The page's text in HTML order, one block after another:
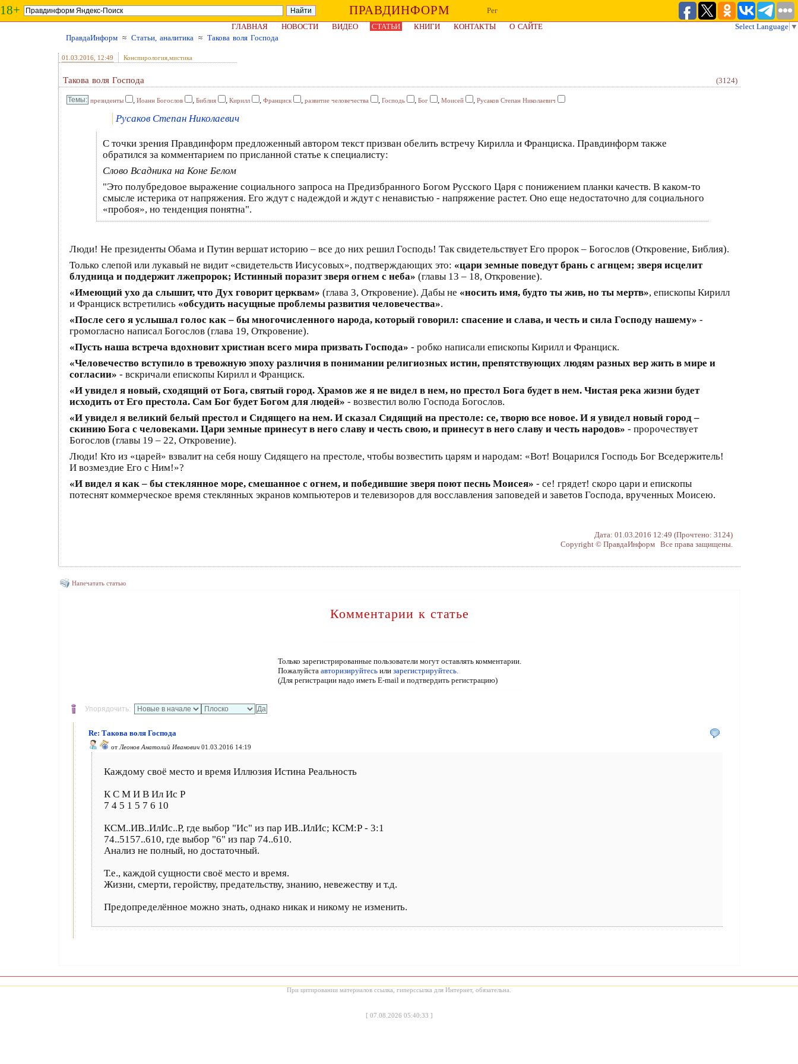
18+ ПРАВДИНФОРМ
Рег
ГЛАВНАЯ
НОВОСТИ ВИДЕО СТАТЬИ КНИГИ КОНТАКТЫ О САЙТЕ Select Language ▼
ПравдаИнформ ≈ Статьи, аналитика ≈ Такова воля Господа
01.03.2016 , 12:49 Конспирология,мистика
Такова воля Господа (3124)
президенты , Иоанн Богослов , Библия , Кирилл , Франциск , развитие человечества , Господь , Бог , Моисей , Русаков Степан Николаевич
Русаков Степан Николаевич
С точки зрения Правдинформ предложенный автором текст призван обелить встречу Кирилла и Франциска. Правдинформ также
обратился за комментарием по присланной статье к специалисту:
Слово Всадника на Коне Белом
"Это полубредовое выражение социального запроса на Предизбранного Богом Русского Царя с понижением планки качеств. В каком-то
смысле истерика от напряжения. Его ждут с надеждой и ждут с ненавистью - напряжение растет. Оно еще недостаточно для социального
«пробоя», но тенденция понятна".
Люди! Не президенты Обама и Путин вершат историю – все до них решил Господь! Так свидетельствует Его пророк – Богослов (Откровение, Библия).
Только слепой или лукавый не видит «свидетельств Иисусовых», подтверждающих это: «цари земные поведут брань с агнцем; зверя исцелит
блудница и поддержит лжепророк; Истинный поразит зверя огнем с неба» (главы 13 – 18, Откровение).
«Имеющий ухо да слышит, что Дух говорит церквам» (глава 3, Откровение). Дабы не «носить имя, будто ты жив, но ты мертв», епископы Кирилл
и Франциск встретились «обсудить насущные проблемы развития человечества».
«После сего я услышал голос как – бы многочисленного народа, который говорил: спасение и слава, и честь и сила Господу нашему» -
громогласно написал Богослов (глава 19, Откровение).
«Пусть наша встреча вдохновит христиан всего мира призвать Господа» - робко написали епископы Кирилл и Франциск.
«Человечество вступило в тревожную эпоху различия в понимании религиозных истин, препятствующих людям разных вер жить в мире и
согласии» - вскричали епископы Кирилл и Франциск.
«И увидел я новый, сходящий от Бога, святый город. Храмов же я не видел в нем, но престол Бога будет в нем. Чистая река жизни будет
исходить от Его престола. Сам Бог будет Богом для людей» - возвестил волю Господа Богослов.
«И увидел я великий белый престол и Сидящего на нем. И сказал Сидящий на престоле: се, творю все новое. И я увидел новый город –
скинию Бога с человеками. Цари земные принесут в него славу и честь свою, и принесут в него славу и честь народов» - пророчествует
Богослов (главы 19 – 22, Откровение).
Люди! Кто из «царей» взвалит на себя ношу Сидящего на престоле, чтобы возвестить царям и народам: «Вот! Воцарился Господь Бог Вседержитель!
И возмездие Его с Ним!»?
«И видел я как – бы стеклянное море, смешанное с огнем, и победившие зверя поют песнь Моисея» - се! грядет! скоро цари и епископы
потеснят коммерческое время стеклянных экранов компьютеров и телевизоров для восславления заповедей и заветов Господа, врученных Моисею.
Дата: 01.03.2016 12:49 (Прочтено: 3124)
Copyright © ПравдаИнформ Все права защищены.
Напечатать статью
Комментарии к статье
Только зарегистрированные пользователи могут оставлять комментарии.
Пожалуйста авторизируйтесьили зарегистрируйтесь.
(Для регистрации надо иметь E-mail и подтвердить регистрацию)
Упорядочить:
Re: Такова воля Господа
от Леонов Анатолий Иванович 01.03.2016 14:19
Каждому своё место и время Иллюзия Истина Реальность
К С М И В Ил Ис Р
7 4 5 1 5 7 6 10
КСМ..ИВ..ИлИс..Р, где выбор "Ис" из пар ИВ..ИлИс; КСМ:Р - 3:1
74..5157..610, где выбор "6" из пар 74..610.
Анализ не полный, но достаточный.
Т.е., каждой сущности своё место и время.
Жизни, смерти, геройству, предательству, знанию, невежеству и т.д.
Предопределённое можно знать, однако никак и никому не изменить.
При цитировании материалов ссылка, гиперссылка для Интернет, обязательна.
[ 07.08.2026 05:40:33 ]